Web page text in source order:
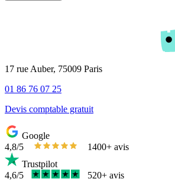
17 rue Auber, 75009 Paris
01 86 76 07 25
Devis comptable gratuit
Google
4,8/5
1400+ avis
Trustpilot
4,6/5
520+ avis